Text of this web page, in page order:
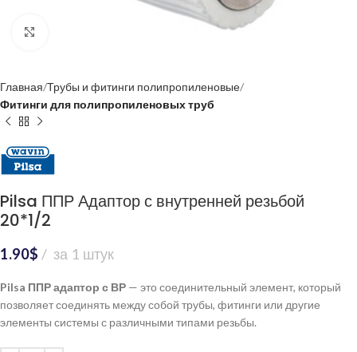
Главная Трубы и фитинги полипропиленовые
Фитинги для полипропиленовых труб
Pilsa ППР Адаптор с внутренней резьбой
20*1/2
1.90$ за 1 штук
Pilsa ППР адаптор с ВР — это соединительный элемент, который
позволяет соединять между собой трубы, фитинги или другие
элементы системы с различными типами резьбы.